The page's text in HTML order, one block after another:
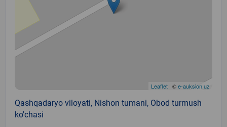
Leaflet | ©e-auksion.uz
Qashqadaryo viloyati, Nishon tumani, Obod turmush
ko'chasi